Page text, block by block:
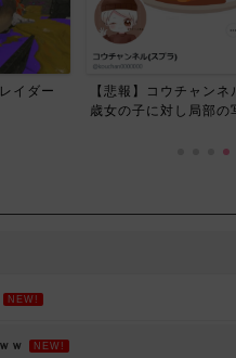
イダー
【悲報】コウチャン
歳女の子に対し局部の
NEW!
ｗ NEW!